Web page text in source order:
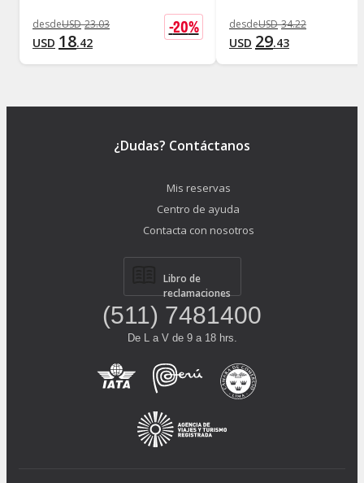
desdeUSD 23.03
USD 18.42
-20% desdeUSD 34.22
USD 29.43
¿Dudas? Contáctanos
Mis reservas
Centro de ayuda
Contacta con nosotros
Libro de
reclamaciones
(511) 7481400
De L a V de 9 a 18 hrs.